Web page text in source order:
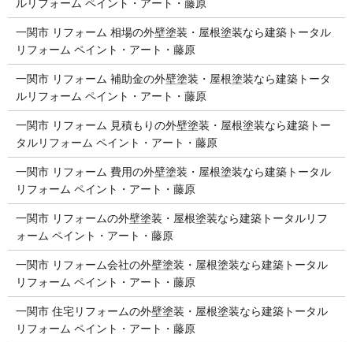
ルリフォーム ペイント・アート・藤原
一関市 リフォーム 相場の外壁塗装・屋根塗装なら建築トータル
リフォーム ペイント・アート・藤原
一関市 リフォーム 補助金の外壁塗装・屋根塗装なら建築トータ
ルリフォーム ペイント・アート・藤原
一関市 リフォーム 見積もりの外壁塗装・屋根塗装なら建築トー
タルリフォーム ペイント・アート・藤原
一関市 リフォーム 費用の外壁塗装・屋根塗装なら建築トータル
リフォーム ペイント・アート・藤原
一関市 リフォームの外壁塗装・屋根塗装なら建築トータルリフ
ォーム ペイント・アート・藤原
一関市 リフォーム会社の外壁塗装・屋根塗装なら建築トータル
リフォーム ペイント・アート・藤原
一関市 住宅リフォームの外壁塗装・屋根塗装なら建築トータル
リフォーム ペイント・アート・藤原